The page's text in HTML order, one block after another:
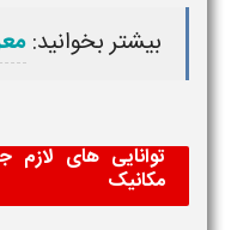
بیشتر بخوانید:
توانایی های
مکانیک